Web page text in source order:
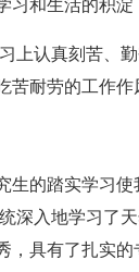
习和生活的积淀
上认真刻苦、
苦耐劳的工作作
生的踏实学习
深入地学习了
，具有了扎实